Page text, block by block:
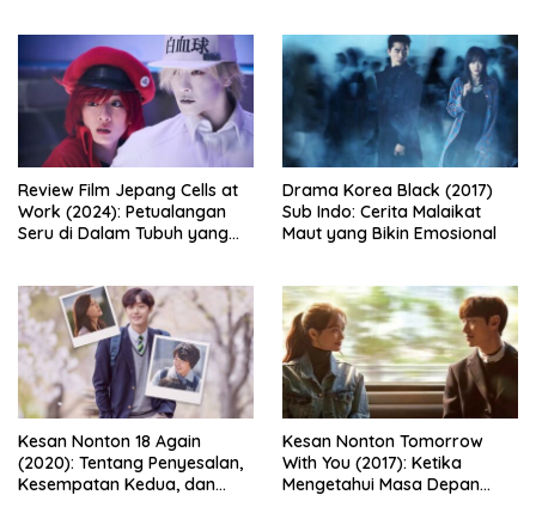
Review Film Jepang Cells at
Work (2024): Petualangan
Seru di Dalam Tubuh yang
Drama Korea Black (2017)
Sub Indo: Cerita Malaikat
Maut yang Bikin Emosional
Kesan Nonton 18 Again
(2020): Tentang Penyesalan,
Kesempatan Kedua, dan
Kesan Nonton Tomorrow
With You (2017): Ketika
Mengetahui Masa Depan